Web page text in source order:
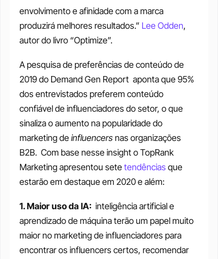
envolvimento e afinidade com a marca
produzirá melhores resultados.” Lee Odden,
autor do livro “Optimize”.
A pesquisa de preferências de conteúdo de
2019 do Demand Gen Report  aponta que 95%
dos entrevistados preferem conteúdo
confiável de influenciadores do setor, o que
sinaliza o aumento na popularidade do
marketing de influencers nas organizações
B2B.  Com base nesse insight o TopRank
Marketing apresentou sete tendências que
estarão em destaque em 2020 e além:
1. Maior uso da IA: inteligência artificial e
aprendizado de máquina terão um papel muito
maior no marketing de influenciadores para
encontrar os influencers certos, recomendar